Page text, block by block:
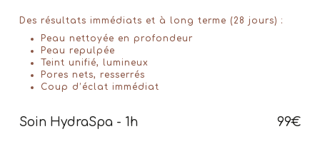
Des résultats immédiats et à long terme (28 jours) :
Peau nettoyée en profondeur
Peau repulpée
Teint unifié, lumineux
Pores nets, resserrés
Coup d’éclat immédiat
Soin HydraSpa - 1h 99€